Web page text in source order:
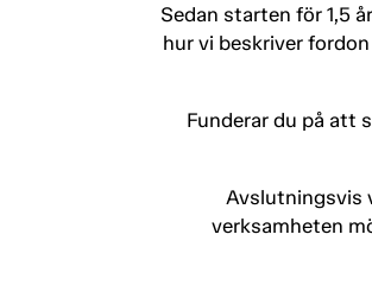
Sedan starten för 1,5
hur vi beskriver
Funderar du på att
Avslutningsvis
verksamheten